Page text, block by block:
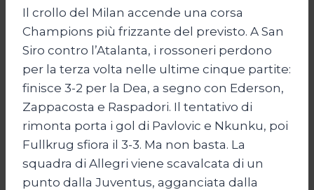
Il crollo del Milan accende una corsa
Champions più frizzante del previsto. A San
Siro contro l’Atalanta, i rossoneri perdono
per la terza volta nelle ultime cinque partite:
finisce 3-2 per la Dea, a segno con Ederson,
Zappacosta e Raspadori. Il tentativo di
rimonta porta i gol di Pavlovic e Nkunku, poi
Fullkrug sfiora il 3-3. Ma non basta. La
squadra di Allegri viene scavalcata di un
punto dalla Juventus, agganciata dalla